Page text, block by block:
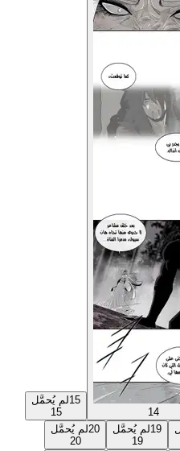
14
15لم يُحمَّل
15
19لم يُحمَّل
19
20لم يُحمَّل
20